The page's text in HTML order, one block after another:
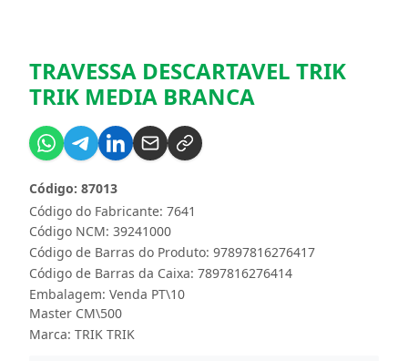
TRAVESSA DESCARTAVEL TRIK
TRIK MEDIA BRANCA
Código do Fabricante: 7641
Código: 87013
Código NCM: 39241000
Código de Barras do Produto: 97897816276417
Código de Barras da Caixa: 7897816276414
Embalagem: Venda PT\10
Master CM\500
Marca: TRIK TRIK